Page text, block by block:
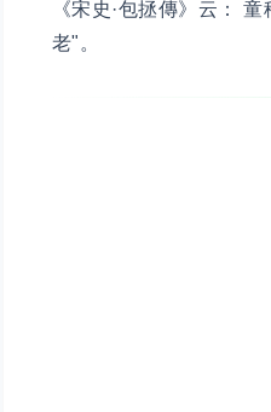
《宋史·包拯傳》云：
老"。